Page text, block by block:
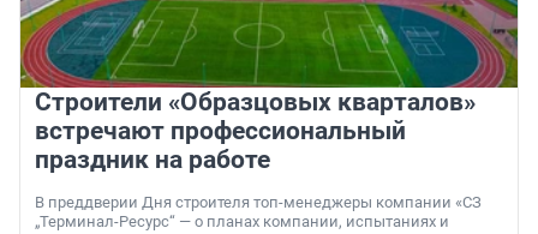
Строители «Образцовых кварталов»
встречают профессиональный
праздник на работе
В преддверии Дня строителя топ-менеджеры компании «СЗ
„Терминал-Ресурс“ — о планах компании, испытаниях и